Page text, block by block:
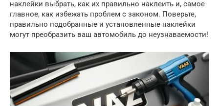
наклейки выбрать, как их правильно наклеить и, самое
главное, как избежать проблем с законом. Поверьте,
правильно подобранные и установленные наклейки
могут преобразить ваш автомобиль до неузнаваемости!